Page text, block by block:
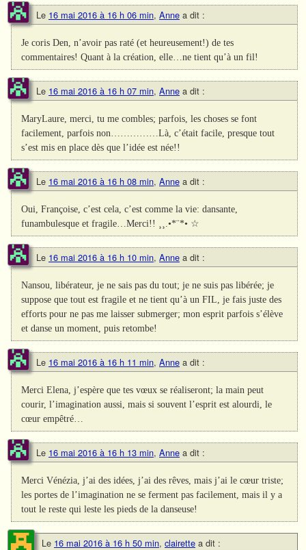
Le 16 mai 2016 à 16 h 06 min, Anne a dit :
Je coris Den, n’avoir pas raté (et heureusement!) de tes
commentaires! Quant à la création, elle…ne tient qu’à un fil!
Le 16 mai 2016 à 16 h 07 min, Anne a dit :
MaryLaure, merci, tu me combles; parfois, les choses se font
facilement, parfois non……………Là, c’était facile, presque tout
s’est mis en place dès que l’idée est née!!
Le 16 mai 2016 à 16 h 08 min, Anne a dit :
Oui, Françoise, c’est cela, c’est comme la vie: dansante,
funambulesque et fragile…Merci!! ¸¸.•*¨*• ☆
Le 16 mai 2016 à 16 h 10 min, Anne a dit :
Nansou, libérateur, je ne sais pas du tout; je ne suis pas libérée; je
suppose que tout est fragile et ne tient qu’à un FIL, je fais juste des
efforts pour ne pas me laisser submerger; mon esprit parfois s’élève
et danse un moment, puis retombe!
Le 16 mai 2016 à 16 h 11 min, Anne a dit :
Merci Elena, j’espère que tes vœux se réaliseront; la main peut
courir, l’imagination aussi, mais si souvent l’esprit est alourdi, le
cœur empêtré…
Le 16 mai 2016 à 16 h 13 min, Anne a dit :
Merci Vénézia, j’ai des idées, j’ai des rêves, mais j’ai le cœur triste;
les portes de l’imagination ne se ferment pas facilement, mais il y a
tout le reste qui leste les pieds de la danseuse!
Le 16 mai 2016 à 16 h 50 min, clairette a dit :